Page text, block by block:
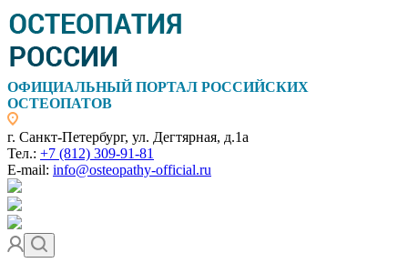
ОФИЦИАЛЬНЫЙ ПОРТАЛ РОССИЙСКИХ
ОСТЕОПАТОВ
г. Санкт-Петербург, ул. Дегтярная, д.1а
Тел.: +7 (812) 309-91-81
E-mail: info@osteopathy-official.ru